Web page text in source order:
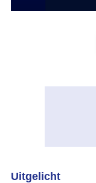
Uitgelicht